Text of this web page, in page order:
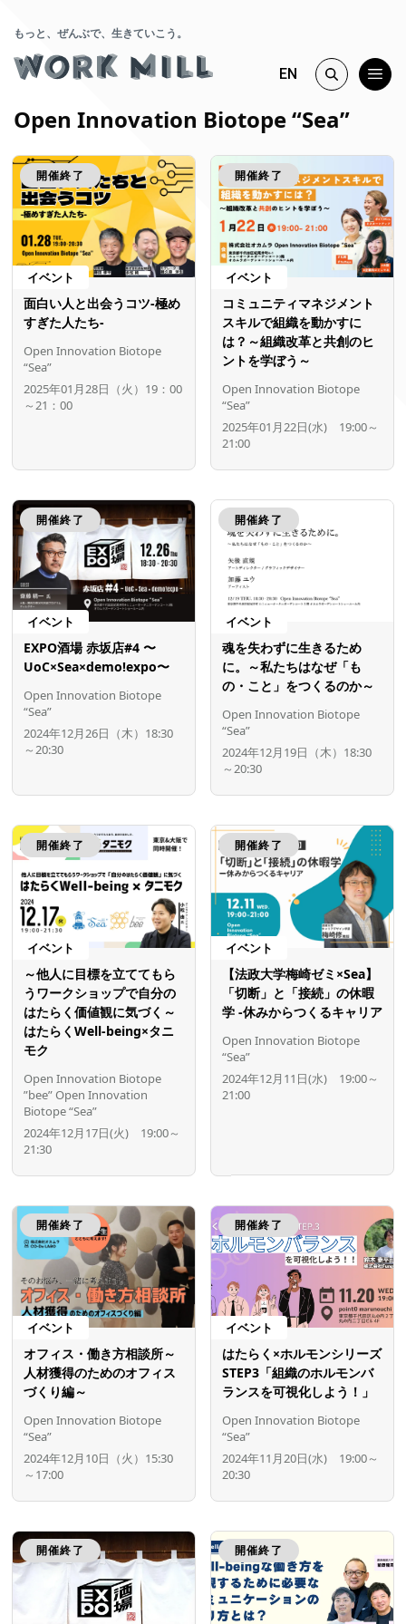
もっと、ぜんぶで、生きていこう。
EN
Open Innovation Biotope “Sea”
開催終了
イベント
面白い人と出会うコツ-極め
すぎた人たち-
Open Innovation Biotope
“Sea”
2025年01月28日（火）19：00
～21：00
開催終了
イベント
コミュニティマネジメント
スキルで組織を動かすに
は？～組織改革と共創のヒ
ントを学ぼう～
Open Innovation Biotope
“Sea”
2025年01月22日(水) 19:00～
21:00
開催終了
イベント
EXPO酒場 赤坂店#4 〜
UoC×Sea×demo!expo〜
Open Innovation Biotope
“Sea”
2024年12月26日（木）18:30
～20:30
開催終了
イベント
魂を失わずに生きるため
に。～私たちはなぜ「も
の・こと」をつくるのか～
Open Innovation Biotope
“Sea”
2024年12月19日（木）18:30
～20:30
開催終了
イベント
～他人に目標を立ててもら
うワークショップで自分の
はたらく価値観に気づく～
はたらくWell-being×タニ
モク
Open Innovation Biotope
”bee”Open Innovation
Biotope “Sea”
2024年12月17日(火) 19:00～
21:30
開催終了
イベント
【法政大学梅崎ゼミ×Sea】
「切断」と「接続」の休暇
学 ‐休みからつくるキャリア
Open Innovation Biotope
“Sea”
2024年12月11日(水) 19:00～
21:00
開催終了
イベント
オフィス・働き方相談所～
人材獲得のためのオフィス
づくり編～
Open Innovation Biotope
“Sea”
2024年12月10日（火）15:30
～17:00
開催終了
イベント
はたらく×ホルモンシリーズ
STEP3「組織のホルモンバ
ランスを可視化しよう！」
Open Innovation Biotope
“Sea”
2024年11月20日(水) 19:00～
20:30
開催終了 開催終了